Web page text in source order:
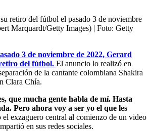
retiro del fútbol el pasado 3 de noviembre
Marquardt/Getty Images) | Foto: Getty
3 de noviembre de 2022, Gerard
del fútbol. El anuncio lo realizó en
de la cantante colombiana Shakira
Clara Chía.
que mucha gente habla de mí. Hasta
Pero ahora voy a ser yo el que les
el exzaguero central al comienzo de un video
en sus redes sociales.